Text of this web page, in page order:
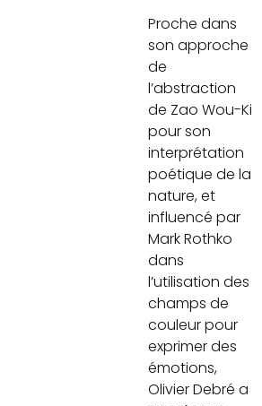
Proche dans
son approche
de
l’abstraction
de Zao Wou-Ki
pour son
interprétation
poétique de la
nature, et
influencé par
Mark Rothko
dans
l’utilisation des
champs de
couleur pour
exprimer des
émotions,
Olivier Debré a